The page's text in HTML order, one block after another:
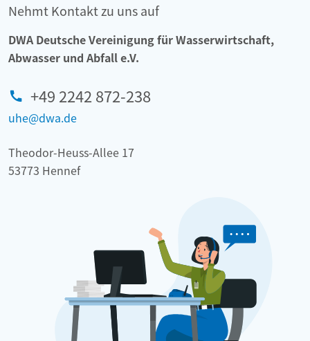
Nehmt Kontakt zu uns auf
DWA Deutsche Vereinigung für Wasserwirtschaft,
Abwasser und Abfall e.V.
+49 2242 872-238
uhe@dwa.de
Theodor-Heuss-Allee 17
53773 Hennef